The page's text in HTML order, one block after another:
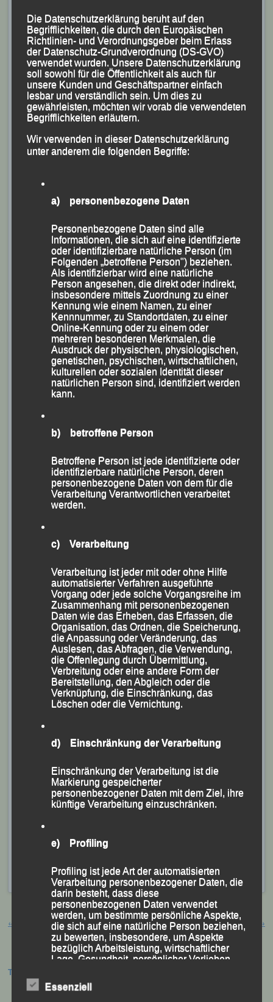
Schnellste weibliche Teilnehmerin auf der Mittelstrecke Lena Absmeier
Mit ihren Endzeiten von 11:45 und 12:56 Minuten
holten
Doppelsieg in der Frauenwertung.
Veröffentlichtin Aktuelles Markiert mit Dingolfing
Dingolfinger Stadtion-Cross
Beitragsnavigation
← Werner Brysch ein 70er Urlaubsgrüße von Christian Teibrich →
Termine:
Die Datenschutzerklärung beruht auf den
Begrifflichkeiten, die durch den Europäischen
Richtlinien- und Verordnungsgeber beim Erlass
der Datenschutz-Grundverordnung (DS-GVO)
verwendet wurden. Unsere Datenschutzerklärung
soll sowohl für die Öffentlichkeit als auch für
unsere Kunden und Geschäftspartner einfach
lesbar und verständlich sein. Um dies zu
gewährleisten, möchten wir vorab die verwendeten
Begrifflichkeiten erläutern.
Wir verwenden in dieser Datenschutzerklärung
unter anderem die folgenden Begriffe:
a) personenbezogene Daten
Personenbezogene Daten sind alle
Informationen, die sich auf eine identifizierte
oder identifizierbare natürliche Person (im
Folgenden „betroffene Person") beziehen.
Als identifizierbar wird eine natürliche
Person angesehen, die direkt oder indirekt,
insbesondere mittels Zuordnung zu einer
Kennung wie einem Namen, zu einer
Kennnummer, zu Standortdaten, zu einer
Online-Kennung oder zu einem oder
mehreren besonderen Merkmalen, die
Ausdruck der physischen, physiologischen,
genetischen, psychischen, wirtschaftlichen,
kulturellen oder sozialen Identität dieser
natürlichen Person sind, identifiziert werden
kann.
b) betroffene Person
Betroffene Person ist jede identifizierte oder
identifizierbare natürliche Person, deren
personenbezogene Daten von dem für die
Verarbeitung Verantwortlichen verarbeitet
werden.
c) Verarbeitung
Verarbeitung ist jeder mit oder ohne Hilfe
automatisierter Verfahren ausgeführte
Vorgang oder jede solche Vorgangsreihe im
Zusammenhang mit personenbezogenen
Daten wie das Erheben, das Erfassen, die
Organisation, das Ordnen, die Speicherung,
die Anpassung oder Veränderung, das
Auslesen, das Abfragen, die Verwendung,
die Offenlegung durch Übermittlung,
Verbreitung oder eine andere Form der
Bereitstellung, den Abgleich oder die
Verknüpfung, die Einschränkung, das
Löschen oder die Vernichtung.
d) Einschränkung der Verarbeitung
Einschränkung der Verarbeitung ist die
Markierung gespeicherter
personenbezogener Daten mit dem Ziel, ihre
künftige Verarbeitung einzuschränken.
e) Profiling
Profiling ist jede Art der automatisierten
Verarbeitung personenbezogener Daten, die
darin besteht, dass diese
personenbezogenen Daten verwendet
werden, um bestimmte persönliche Aspekte,
die sich auf eine natürliche Person beziehen,
zu bewerten, insbesondere, um Aspekte
bezüglich Arbeitsleistung, wirtschaftlicher
Lage, Gesundheit, persönlicher Vorlieben,
Aufenthaltsort oder Ortswechsel dieser
natürlichen Person zu analysieren oder
Essenziell